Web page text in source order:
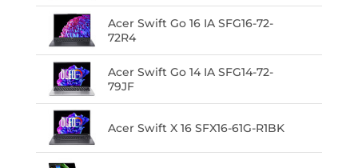
Acer Swift Go 16 IA SFG16-72-
72R4
Acer Swift Go 14 IA SFG14-72-
79JF
Acer Swift X 16 SFX16-61G-R1BK